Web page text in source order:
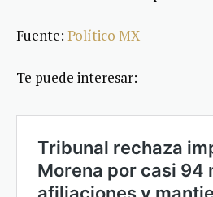
Fuente: Político MX
Te puede interesar: